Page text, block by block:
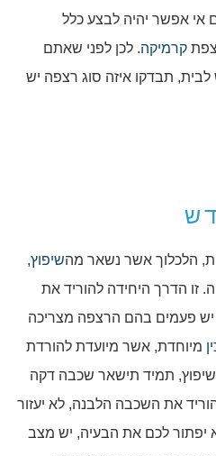
אי אפשר יהיה לבצע כלל
קרמיקה. לכן לפני שאתם
תבדקו איזה סוג רצפה יש
הלכלוך אשר נשאר מהשיפוץ,
זו הדרך היחידה להוריד את
פעמים בהם הרצפה מצריכה
מיוחדת, אשר מיועדת להורדת
תמיד תישאר שכבה דקה
את השכבה הלבנה, לא יעזור
יפתור לכם את הבעיה, יש מצב